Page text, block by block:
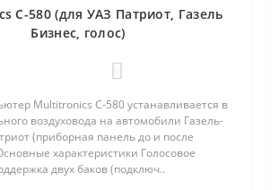
C-580 (для УАЗ Патриот, Газель
Бизнес, голос)
Multitronics C-580 устанавливается в
воздуховода на автомобили Газель-
(приборная панель до и после
характеристики Голосовое
двух баков (подключ..